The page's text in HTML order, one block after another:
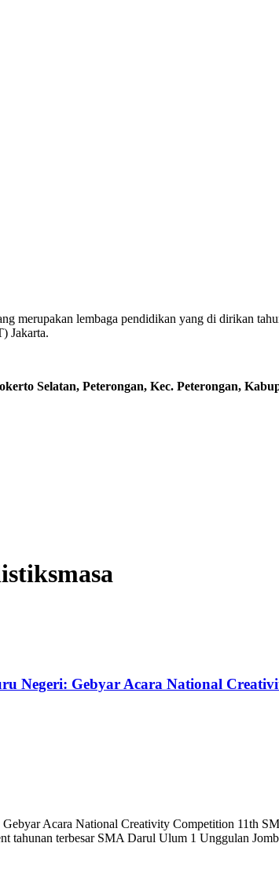
merupakan lembaga pendidikan yang di dirikan
Jakarta.
Selatan, Peterongan, Kec. Peterongan,
Negeri: Gebyar Acara National
Gebyar Acara National Creativity Competition
tahunan terbesar SMA Darul Ulum 1 Unggulan